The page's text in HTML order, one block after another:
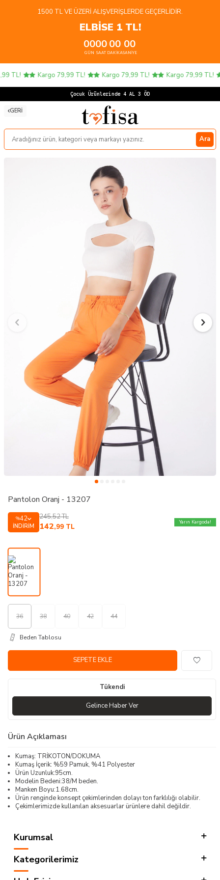
1500 TL VE ÜZERI ALIŞVERIŞLERDE GEÇERLIDIR.
ELBİSE 1 TL!
00
GÜN
00
SAAT
00
DAKIKA
00
SANIYE
TL! Kargo 79,99 TL! Kargo 79,99 TL! Kargo 79,99 TL!
Çocuk Ürünlerinde 4 AL 3 ÖDE!
GERI
Ara
Pantolon Oranj - 13207
%42
İNDIRIM
245,52TL
142,99 TL
Yarın Kargoda!
36 38 40 42 44
Beden Tablosu
SEPETE EKLE
Tükendi
Gelince Haber Ver
Ürün Açıklaması
Kumaş: TRİKOTON/DOKUMA
Kumaş İçerik: %59 Pamuk, %41 Polyester
Ürün Uzunluk:95cm.
Modelin Bedeni:38/M beden.
Manken Boyu:1.68cm.
Ürün renginde konsept çekimlerinden dolayı ton farklılığı olabilir.
Çekimlerimizde kullanılan aksesuarlar ürünlere dahil değildir.
Kurumsal
Kategorilerimiz